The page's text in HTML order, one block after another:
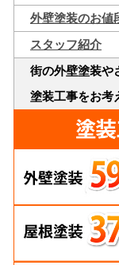
外壁塗装のお値
スタッフ紹介
街の外壁塗装や
塗装工事をお考